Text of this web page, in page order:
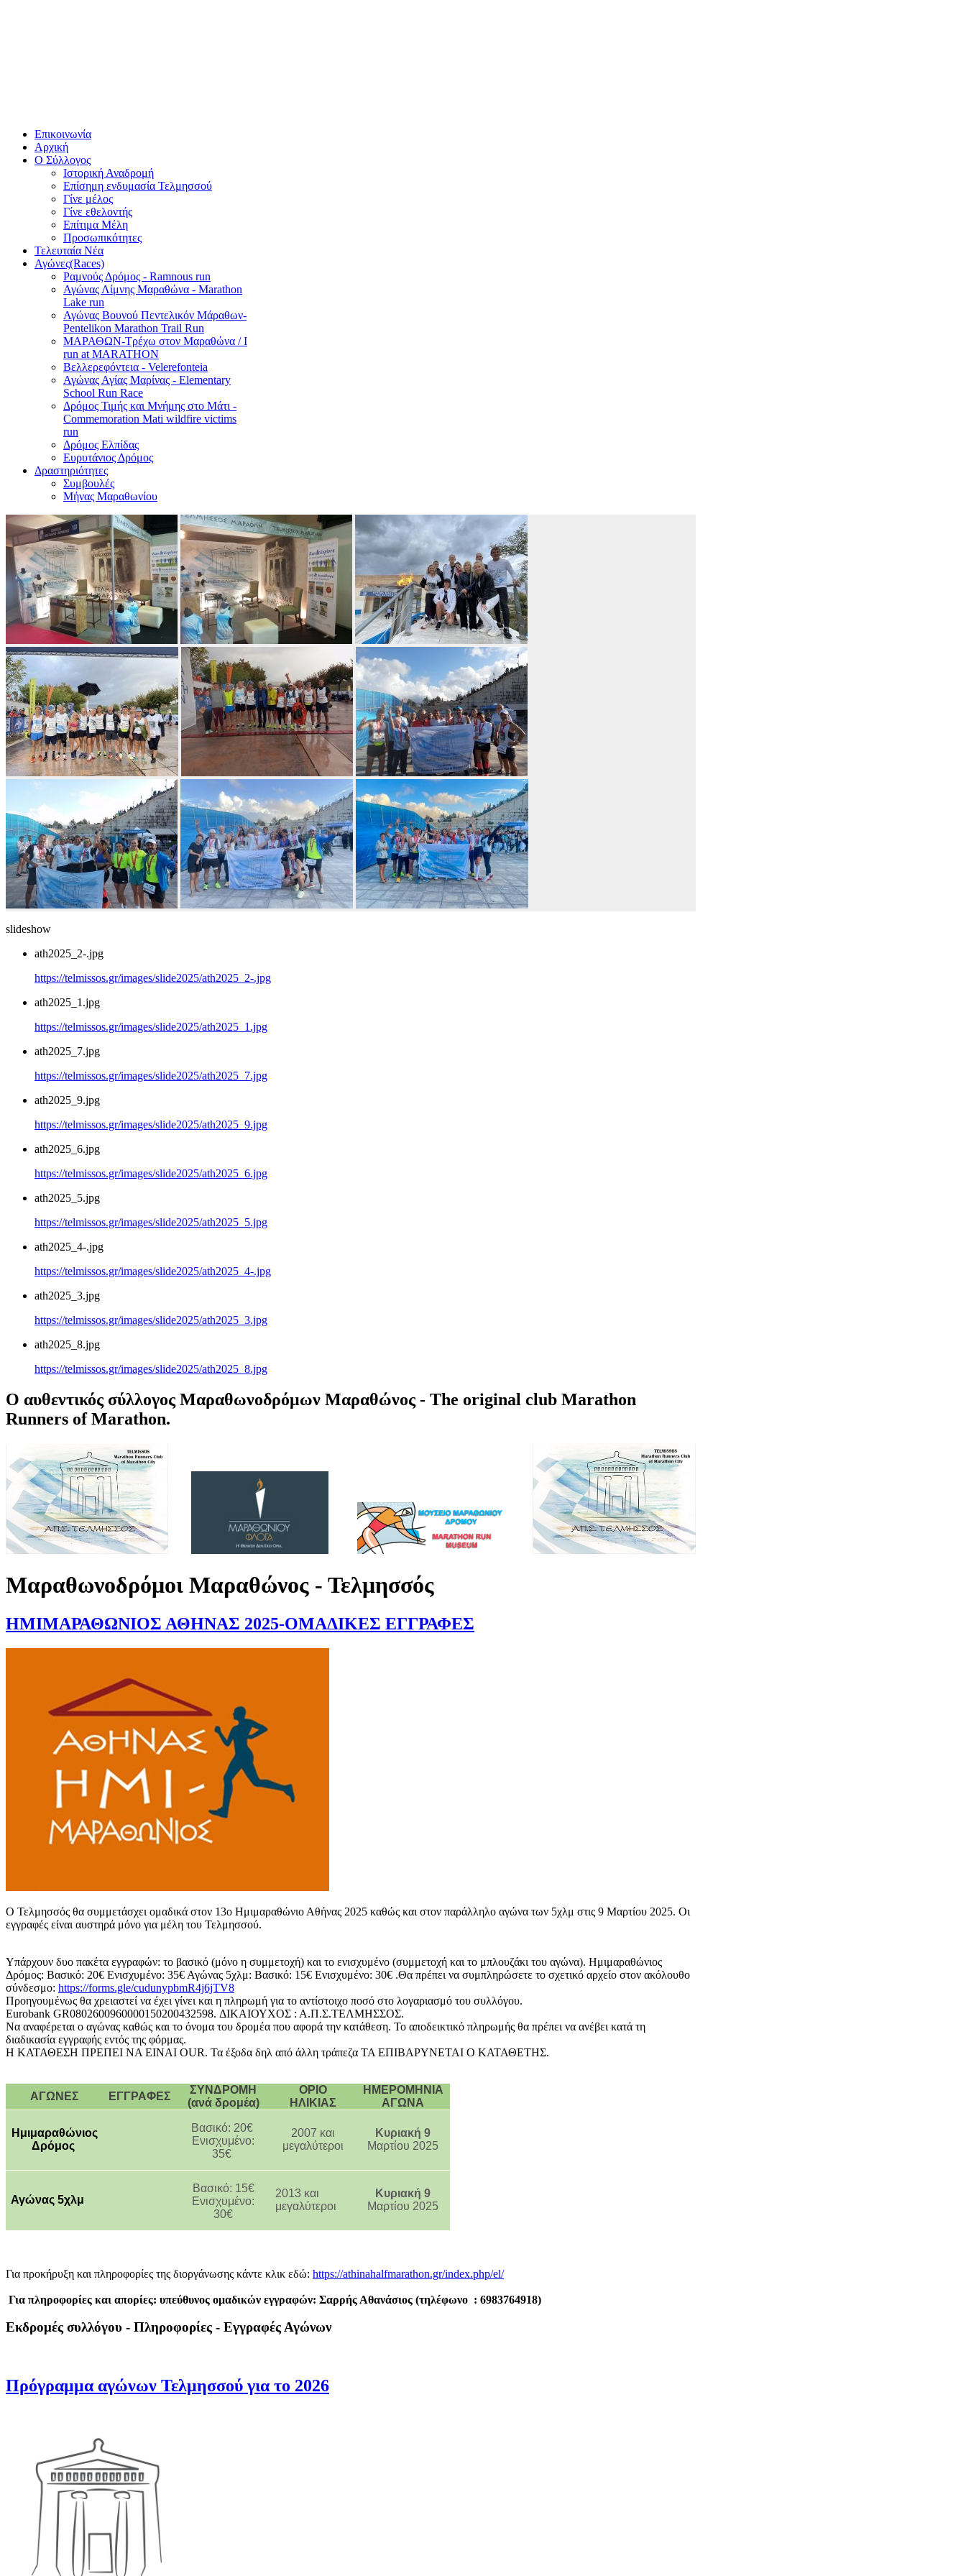
Επικοινωνία
Αρχική
Ο Σύλλογος
Ιστορική Αναδρομή
Επίσημη ενδυμασία Τελμησσού
Γίνε μέλος
Γίνε εθελοντής
Επίτιμα Μέλη
Προσωπικότητες
Τελευταία Νέα
Αγώνες(Races)
Ραμνούς Δρόμος - Ramnous run
Αγώνας Λίμνης Μαραθώνα - Marathon
Lake run
Αγώνας Βουνού Πεντελικόν Μάραθων-
Pentelikon Marathon Trail Run
ΜΑΡΑΘΩΝ-Τρέχω στον Μαραθώνα / I
run at MARATHON
Βελλερεφόντεια - Velerefonteia
Αγώνας Αγίας Μαρίνας - Elementary
School Run Race
Δρόμος Τιμής και Μνήμης στο Μάτι -
Commemoration Mati wildfire victims
run
Δρόμος Ελπίδας
Ευρυτάνιος Δρόμος
Δραστηριότητες
Συμβουλές
Μήνας Μαραθωνίου
slideshow
ath2025_2-.jpg
https://telmissos.gr/images/slide2025/ath2025_2-.jpg
ath2025_1.jpg
https://telmissos.gr/images/slide2025/ath2025_1.jpg
ath2025_7.jpg
https://telmissos.gr/images/slide2025/ath2025_7.jpg
ath2025_9.jpg
https://telmissos.gr/images/slide2025/ath2025_9.jpg
ath2025_6.jpg
https://telmissos.gr/images/slide2025/ath2025_6.jpg
ath2025_5.jpg
https://telmissos.gr/images/slide2025/ath2025_5.jpg
ath2025_4-.jpg
https://telmissos.gr/images/slide2025/ath2025_4-.jpg
ath2025_3.jpg
https://telmissos.gr/images/slide2025/ath2025_3.jpg
ath2025_8.jpg
https://telmissos.gr/images/slide2025/ath2025_8.jpg
Ο αυθεντικός σύλλογος Μαραθωνοδρόμων Μαραθώνος - The original club Marathon
Runners of Marathon.
Μαραθωνοδρόμοι Μαραθώνος - Τελμησσός
ΗΜΙΜΑΡΑΘΩΝΙΟΣ ΑΘΗΝΑΣ 2025-ΟΜΑΔΙΚΕΣ ΕΓΓΡΑΦΕΣ
Ο Τελμησσός θα συμμετάσχει ομαδικά στον 13ο Ημιμαραθώνιο Αθήνας 2025 καθώς και στον παράλληλο αγώνα των 5χλμ στις 9 Μαρτίου 2025. Οι
εγγραφές είναι αυστηρά μόνο για μέλη του Τελμησσού.
Υπάρχουν δυο πακέτα εγγραφών: το βασικό (μόνο η συμμετοχή) και το ενισχυμένο (συμμετοχή και το μπλουζάκι του αγώνα). Ημιμαραθώνιος
Δρόμος: Βασικό: 20€ Ενισχυμένο: 35€ Αγώνας 5χλμ: Βασικό: 15€ Ενισχυμένο: 30€ .Θα πρέπει να συμπληρώσετε το σχετικό αρχείο στον ακόλουθο
σύνδεσμο: https://forms.gle/cudunypbmR4j6jTV8
Προηγουμένως θα χρειαστεί να έχει γίνει και η πληρωμή για το αντίστοιχο ποσό στο λογαριασμό του συλλόγου.
Eurobank GR0802600960000150200432598. ΔΙΚΑΙΟΥΧΟΣ : Α.Π.Σ.ΤΕΛΜΗΣΣΟΣ.
Να αναφέρεται ο αγώνας καθώς και το όνομα του δρομέα που αφορά την κατάθεση. Το αποδεικτικό πληρωμής θα πρέπει να ανέβει κατά τη
διαδικασία εγγραφής εντός της φόρμας.
Η ΚΑΤΑΘΕΣΗ ΠΡΕΠΕΙ ΝΑ ΕΙΝΑΙ OUR. Τα έξοδα δηλ από άλλη τράπεζα ΤΑ ΕΠΙΒΑΡΥΝΕΤΑΙ Ο ΚΑΤΑΘΕΤΗΣ.
ΑΓΩΝΕΣ ΕΓΓΡΑΦΕΣ
ΣΥΝΔΡΟΜΗ
(ανά δρομέα)
ΟΡΙΟ
ΗΛΙΚΙΑΣ
ΗΜΕΡΟΜΗΝΙΑ
ΑΓΩΝΑ
Ημιμαραθώνιος
Δρόμος
Βασικό: 20€
Ενισχυμένο:
35€
2007 και
μεγαλύτεροι
Κυριακή 9
Μαρτίου 2025
Αγώνας 5χλμ
Βασικό: 15€
Ενισχυμένο:
30€
2013 και
μεγαλύτεροι
Κυριακή 9
Μαρτίου 2025
Για προκήρυξη και πληροφορίες της διοργάνωσης κάντε κλικ εδώ: https://athinahalfmarathon.gr/index.php/el/
Για πληροφορίες και απορίες: υπεύθυνος ομαδικών εγγραφών: Σαρρής Αθανάσιος (τηλέφωνο : 6983764918)
Εκδρομές συλλόγου - Πληροφορίες - Εγγραφές Αγώνων
Πρόγραμμα αγώνων Τελμησσού για το 2026